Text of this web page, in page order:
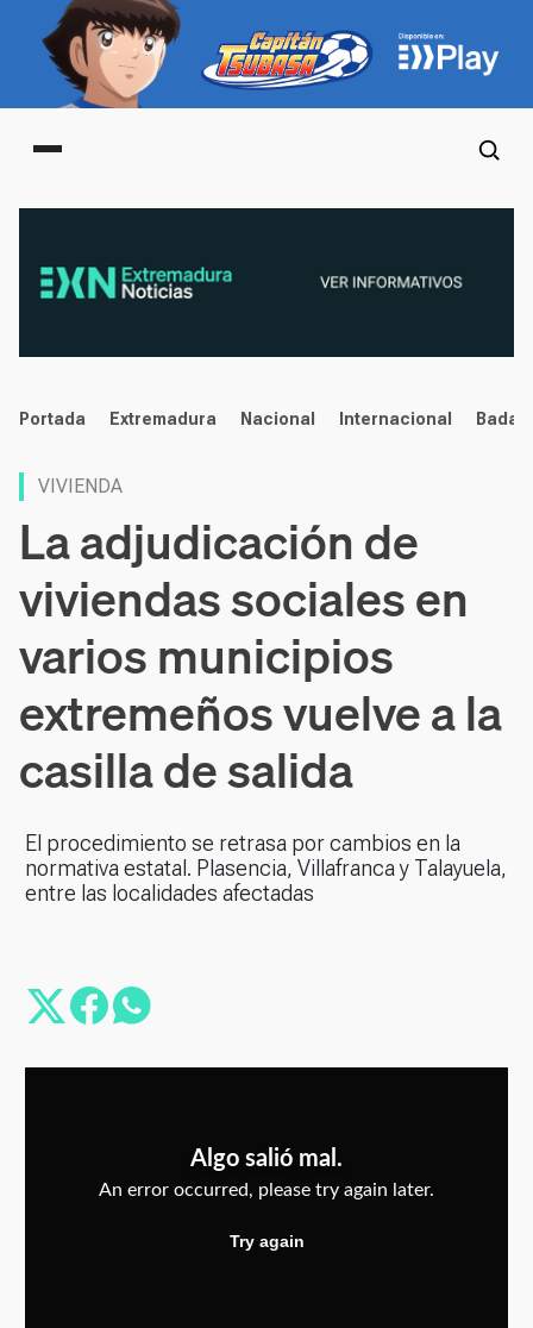
Main menu
noticias
Portada Extremadura Nacional Internacional
VIVIENDA
La adjudicación de
viviendas sociales en
varios municipios
extremeños vuelve a la
casilla de salida
El procedimiento se retrasa por cambios en la
normativa estatal. Plasencia, Villafranca y Talayuela,
entre las localidades afectadas